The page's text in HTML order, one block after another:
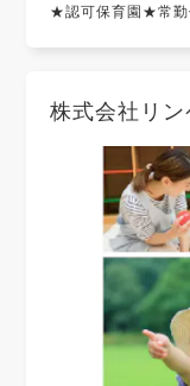
★認可保育園★常
株式会社リン